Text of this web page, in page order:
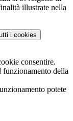
illustrate nella
i cookies
consentire.
funzionamento della
potete